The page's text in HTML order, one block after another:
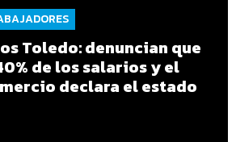
Toledo: denuncian que
de los salarios y el
declara el estado